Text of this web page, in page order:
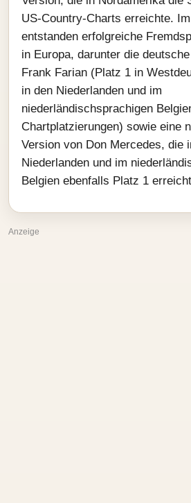
US-Country-Charts erreichte.
entstanden erfolgreiche
in Europa, darunter die
Frank Farian (Platz 1 in
in den Niederlanden und im
niederländischsprachigen
Chartplatzierungen) sowie eine
Version von Don Mercedes, die
Niederlanden und im
Belgien ebenfalls Platz 1
Anzeige